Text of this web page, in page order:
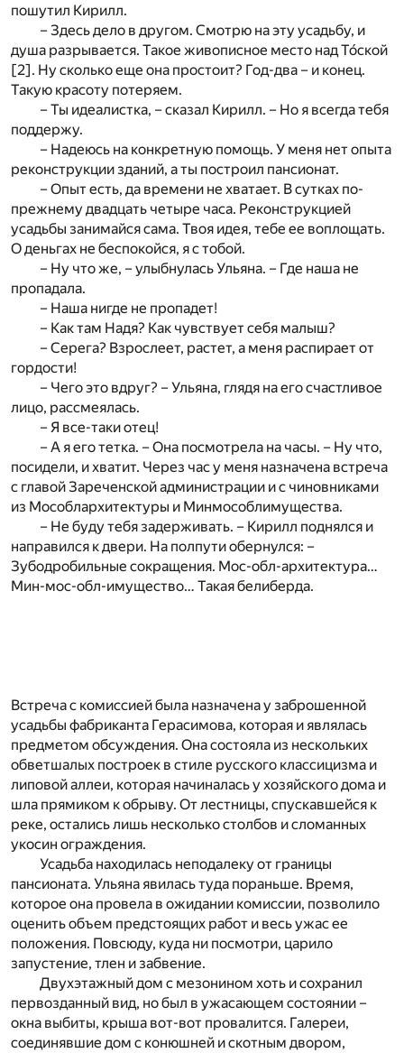
пошутил Кирилл.
– Здесь дело в другом. Смотрю на эту усадьбу, и
душа разрывается. Такое живописное место над То́ской
[2]. Ну сколько еще она простоит? Год-два – и конец.
Такую красоту потеряем.
– Ты идеалистка, – сказал Кирилл. – Но я всегда тебя
поддержу.
– Надеюсь на конкретную помощь. У меня нет опыта
реконструкции зданий, а ты построил пансионат.
– Опыт есть, да времени не хватает. В сутках по-
прежнему двадцать четыре часа. Реконструкцией
усадьбы занимайся сама. Твоя идея, тебе ее воплощать.
О деньгах не беспокойся, я с тобой.
– Ну что же, – улыбнулась Ульяна. – Где наша не
пропадала.
– Наша нигде не пропадет!
– Как там Надя? Как чувствует себя малыш?
– Серега? Взрослеет, растет, а меня распирает от
гордости!
– Чего это вдруг? – Ульяна, глядя на его счастливое
лицо, рассмеялась.
– Я все-таки отец!
– А я его тетка. – Она посмотрела на часы. – Ну что,
посидели, и хватит. Через час у меня назначена встреча
с главой Зареченской администрации и с чиновниками
из Мособлархитектуры и Минмособлимущества.
– Не буду тебя задерживать. – Кирилл поднялся и
направился к двери. На полпути обернулся: –
Зубодробильные сокращения. Мос-обл-архитектура…
Мин-мос-обл-имущество… Такая белиберда.
Встреча с комиссией была назначена у заброшенной
усадьбы фабриканта Герасимова, которая и являлась
предметом обсуждения. Она состояла из нескольких
обветшалых построек в стиле русского классицизма и
липовой аллеи, которая начиналась у хозяйского дома и
шла прямиком к обрыву. От лестницы, спускавшейся к
реке, остались лишь несколько столбов и сломанных
укосин ограждения.
Усадьба находилась неподалеку от границы
пансионата. Ульяна явилась туда пораньше. Время,
которое она провела в ожидании комиссии, позволило
оценить объем предстоящих работ и весь ужас ее
положения. Повсюду, куда ни посмотри, царило
запустение, тлен и забвение.
Двухэтажный дом с мезонином хоть и сохранил
первозданный вид, но был в ужасающем состоянии –
окна выбиты, крыша вот-вот провалится. Галереи,
соединявшие дом с конюшней и скотным двором,